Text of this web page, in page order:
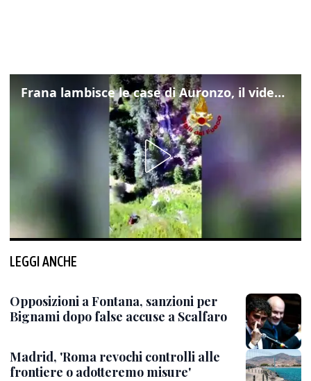
Frana lambisce le case di Auronzo, il video dall'elicottero dei vigili del fuoco
LEGGI ANCHE
Opposizioni a Fontana, sanzioni per
Bignami dopo false accuse a Scalfaro
Madrid, 'Roma revochi controlli alle
frontiere o adotteremo misure'